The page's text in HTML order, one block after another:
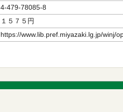
4-479-78085-8
１５７５円
https://www.lib.pref.miyazaki.lg.jp/winj/